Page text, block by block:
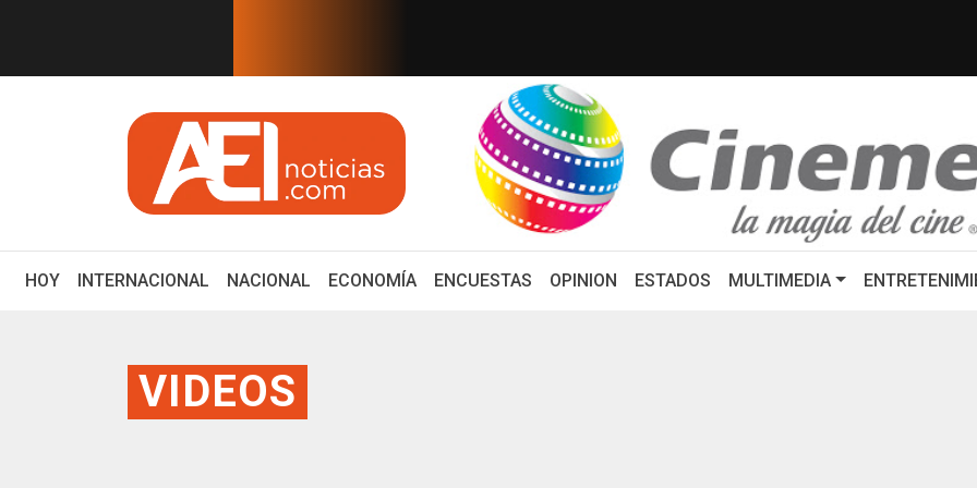
Reacomodo en el G7 bancario: Eduardo Osuna, Guillerm...
HOY(CURRENT)
INTERNACIONAL NACIONAL ECONOMÍA ENCUESTAS OPINION ESTADOS MULTIMEDIA
VIDEOS